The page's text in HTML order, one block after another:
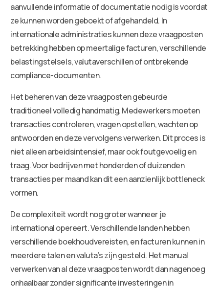
aanvullende informatie of documentatie nodig is voordat
ze kunnen worden geboekt of afgehandeld. In
internationale administraties kunnen deze vraagposten
betrekking hebben op meertalige facturen, verschillende
belastingstelsels, valutaverschillen of ontbrekende
compliance-documenten.
Het beheren van deze vraagposten gebeurde
traditioneel volledig handmatig. Medewerkers moeten
transacties controleren, vragen opstellen, wachten op
antwoorden en deze vervolgens verwerken. Dit proces is
niet alleen arbeidsintensief, maar ook foutgevoelig en
traag. Voor bedrijven met honderden of duizenden
transacties per maand kan dit een aanzienlijk bottleneck
vormen.
De complexiteit wordt nog groter wanneer je
international opereert. Verschillende landen hebben
verschillende boekhoudvereisten, en facturen kunnen in
meerdere talen en valuta’s zijn gesteld. Het manual
verwerken van al deze vraagposten wordt dan nagenoeg
onhaalbaar zonder significante investeringen in